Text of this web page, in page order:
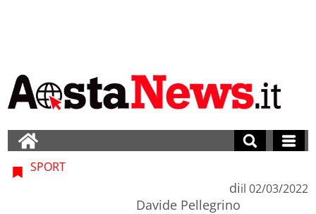
SPORT
di
Davide Pellegrino
il 02/03/2022